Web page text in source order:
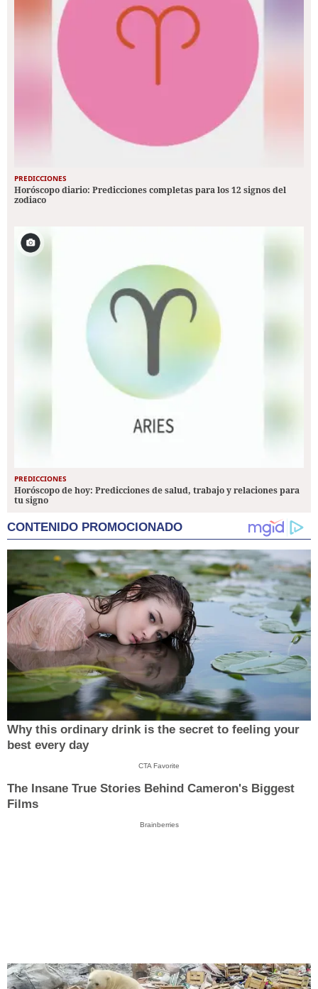
PREDICCIONES
Horóscopo diario: Predicciones completas para los 12 signos del
zodiaco
PREDICCIONES
Horóscopo de hoy: Predicciones de salud, trabajo y relaciones para
tu signo
CONTENIDO PROMOCIONADO
Why this ordinary drink is the secret to feeling your
best every day
CTA Favorite
The Insane True Stories Behind Cameron's Biggest
Films
Brainberries